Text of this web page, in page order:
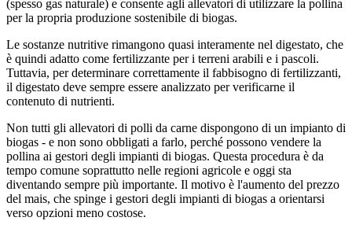
(spesso gas naturale) e consente agli allevatori di utilizzare la pollina
per la propria produzione sostenibile di biogas.
Le sostanze nutritive rimangono quasi interamente nel digestato, che
è quindi adatto come fertilizzante per i terreni arabili e i pascoli.
Tuttavia, per determinare correttamente il fabbisogno di fertilizzanti,
il digestato deve sempre essere analizzato per verificarne il
contenuto di nutrienti.
Non tutti gli allevatori di polli da carne dispongono di un impianto di
biogas - e non sono obbligati a farlo, perché possono vendere la
pollina ai gestori degli impianti di biogas. Questa procedura è da
tempo comune soprattutto nelle regioni agricole e oggi sta
diventando sempre più importante. Il motivo è l'aumento del prezzo
del mais, che spinge i gestori degli impianti di biogas a orientarsi
verso opzioni meno costose.